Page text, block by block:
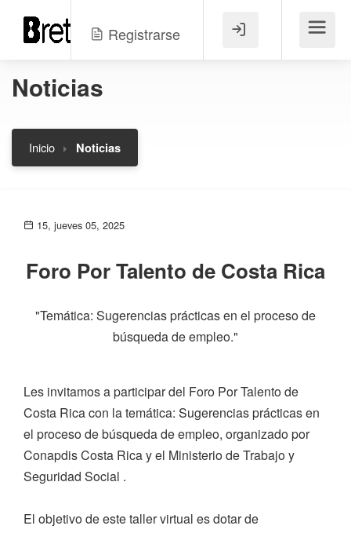
Registrarse Menú
Noticias
Inicio Noticias
15, jueves 05, 2025
Foro Por Talento de Costa Rica
"Temática: Sugerencias prácticas en el proceso de
búsqueda de empleo."
Les invitamos a participar del Foro Por Talento de
Costa Rica con la temática: Sugerencias prácticas en
el proceso de búsqueda de empleo, organizado por
Conapdis Costa Rica y el Ministerio de Trabajo y
Seguridad Social .
El objetivo de este taller virtual es dotar de